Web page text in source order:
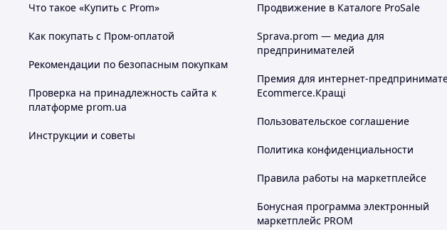
гарантированную работу в мокром, заснеженном, загрязненном
Что такое «Купить с Prom»
Как покупать с Пром-оплатой
Рекомендации по безопасным покупкам
Проверка на принадлежность сайта к
платформе prom.ua
Инструкции и советы
Продвижение в Каталоге ProSale
Sprava.prom — медиа для
предпринимателей
Премия для интернет-
Ecommerce.Кращі
Пользовательское соглашение
Политика конфиденциальности
Правила работы на маркетплейсе
Бонусная программа электронный
маркетплейс PROM